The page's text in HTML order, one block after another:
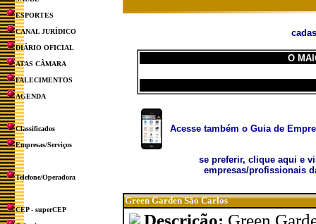
ESPORTES
CANAL JURÍDICO
DIÁRIO OFICIAL
ATAS CÂMARA
FALECIMENTOS
AGENDA
Classificados
Empresas/Serviços
Telefone/Operadora
CEP - superCEP
O
Acesse também o Guia de
se preferir, clique aqui e
empresas/profissionais
Green Garden São Carlos
Descrição: Green